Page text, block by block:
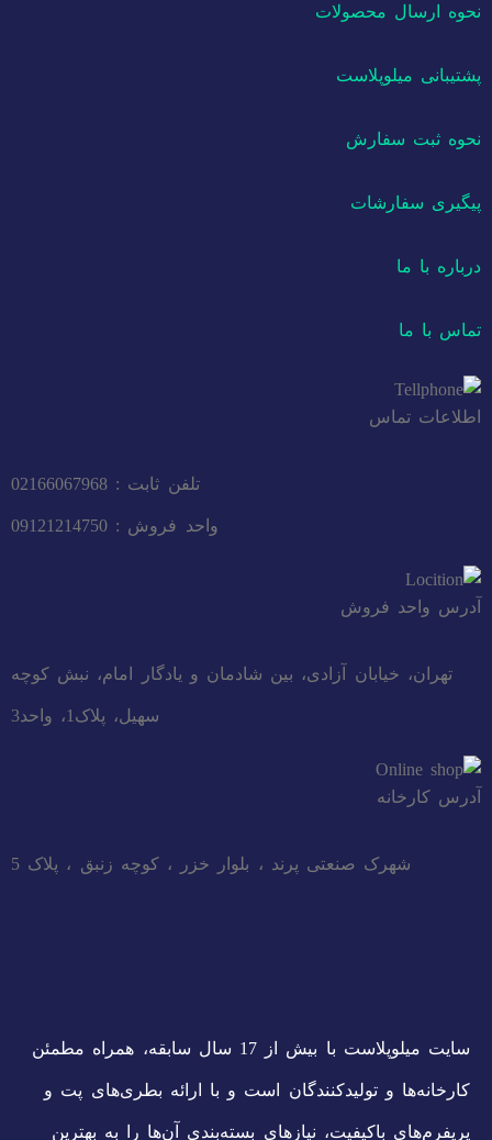
نحوه ارسال محصولات
پشتیبانی میلوپلاست
نحوه ثبت سفارش
پیگیری سفارشات
درباره با ما
تماس با ما
اطلاعات تماس
تلفن ثابت : 02166067968
واحد فروش : 09121214750
آدرس واحد فروش
تهران، خیابان آزادی، بین شادمان و یادگار امام، نبش کوچه
سهیل، پلاک1، واحد3
آدرس کارخانه
شهرک صنعتی پرند ، بلوار خزر ، کوچه زنبق ، پلاک 5
سایت میلوپلاست با بیش از 17 سال سابقه، همراه مطمئن
کارخانه‌ها و تولیدکنندگان است و با ارائه بطری‌های پت و
پریفرم‌های باکیفیت، نیازهای بسته‌بندی آن‌ها را به بهترین